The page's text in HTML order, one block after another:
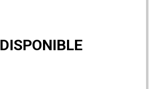
DISPONIBLE